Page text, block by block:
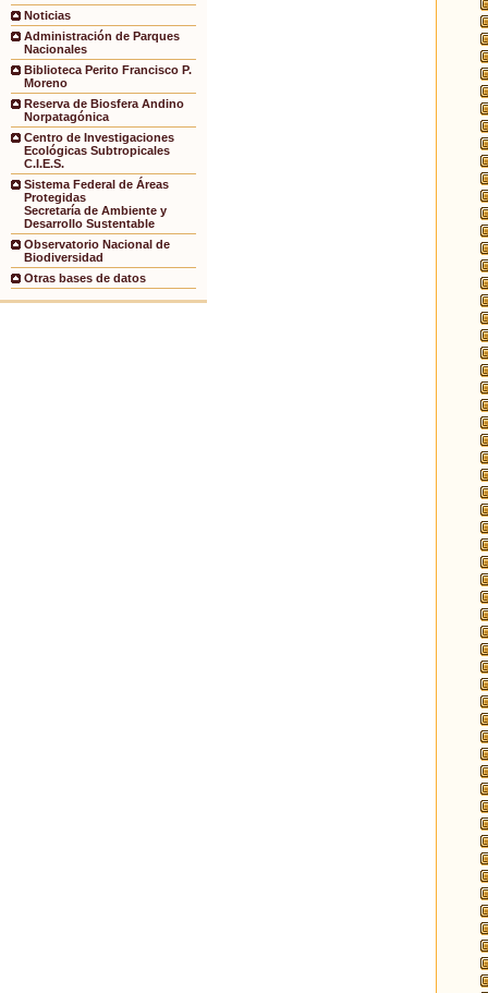
Noticias
Administración de Parques
Nacionales
Biblioteca Perito Francisco P.
Moreno
Reserva de Biosfera Andino
Norpatagónica
Centro de Investigaciones
Ecológicas Subtropicales
C.I.E.S.
Sistema Federal de Áreas
Protegidas
Secretaría de Ambiente y
Desarrollo Sustentable
Observatorio Nacional de
Biodiversidad
Otras bases de datos